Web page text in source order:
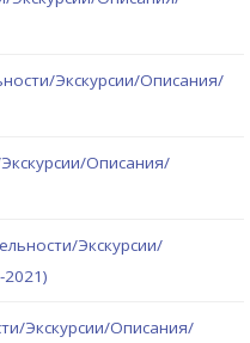
Экскурсии/Описания/
Описания/
Экскурсии/
Экскурсии/Описания/